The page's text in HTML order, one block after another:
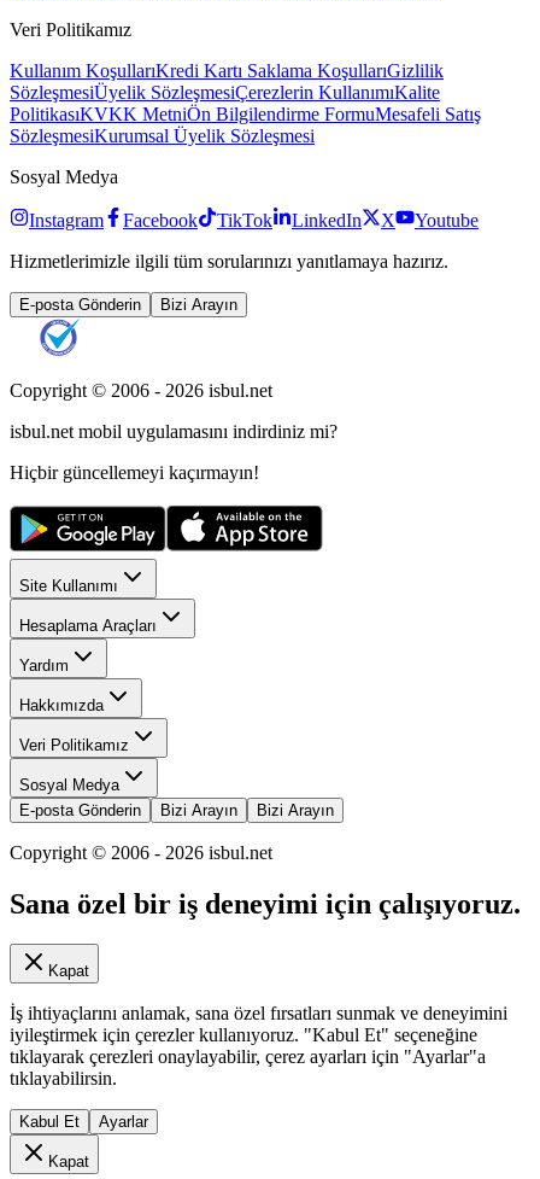
Veri Politikamız
Kullanım KoşullarıKredi Kartı Saklama KoşullarıGizlilik
SözleşmesiÜyelik SözleşmesiÇerezlerin KullanımıKalite
PolitikasıKVKK MetniÖn Bilgilendirme FormuMesafeli Satış
SözleşmesiKurumsal Üyelik Sözleşmesi
Sosyal Medya
Instagram Facebook TikTok LinkedIn X
Youtube
Hizmetlerimizle ilgili tüm sorularınızı yanıtlamaya hazırız.
E-posta Gönderin Bizi Arayın
Copyright © 2006 - 2026 isbul.net
isbul.net mobil uygulamasını indirdiniz mi?
Hiçbir güncellemeyi kaçırmayın!
Site Kullanımı
Hesaplama Araçları
Yardım
Hakkımızda
Veri Politikamız
Sosyal Medya
E-posta Gönderin
Bizi Arayın Bizi Arayın
Copyright © 2006 - 2026 isbul.net
Sana özel bir iş deneyimi için çalışıyoruz.
Kapat
İş ihtiyaçlarını anlamak, sana özel fırsatları sunmak ve deneyimini
iyileştirmek için çerezler kullanıyoruz. "Kabul Et" seçeneğine
tıklayarak çerezleri onaylayabilir, çerez ayarları için "Ayarlar"a
tıklayabilirsin.
Kabul Et Ayarlar
Kapat